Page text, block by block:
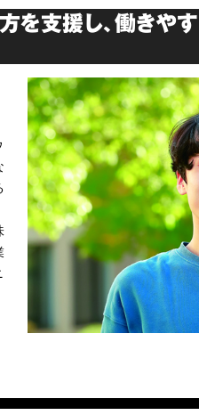
を支援し、働きや